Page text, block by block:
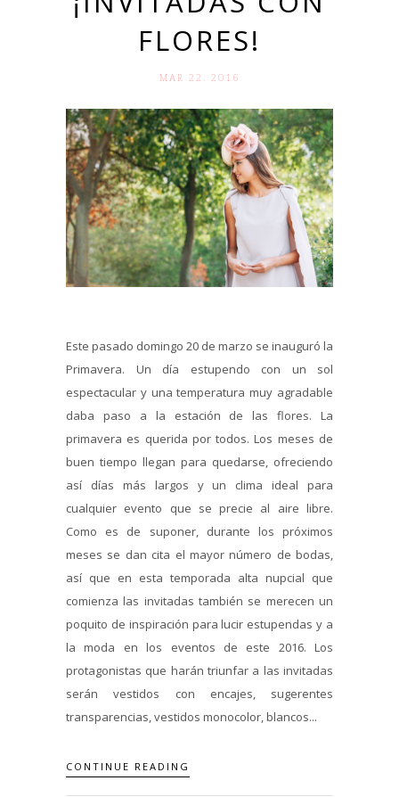
FLORES!
MAR 22. 2016
Este pasado domingo 20 de marzo se inauguró la
Primavera. Un día estupendo con un sol
espectacular y una temperatura muy agradable
daba paso a la estación de las flores. La
primavera es querida por todos. Los meses de
buen tiempo llegan para quedarse, ofreciendo
así días más largos y un clima ideal para
cualquier evento que se precie al aire libre.
Como es de suponer, durante los próximos
meses se dan cita el mayor número de bodas,
así que en esta temporada alta nupcial que
comienza las invitadas también se merecen un
poquito de inspiración para lucir estupendas y a
la moda en los eventos de este 2016. Los
protagonistas que harán triunfar a las invitadas
serán vestidos con encajes, sugerentes
transparencias, vestidos monocolor, blancos...
CONTINUE READING